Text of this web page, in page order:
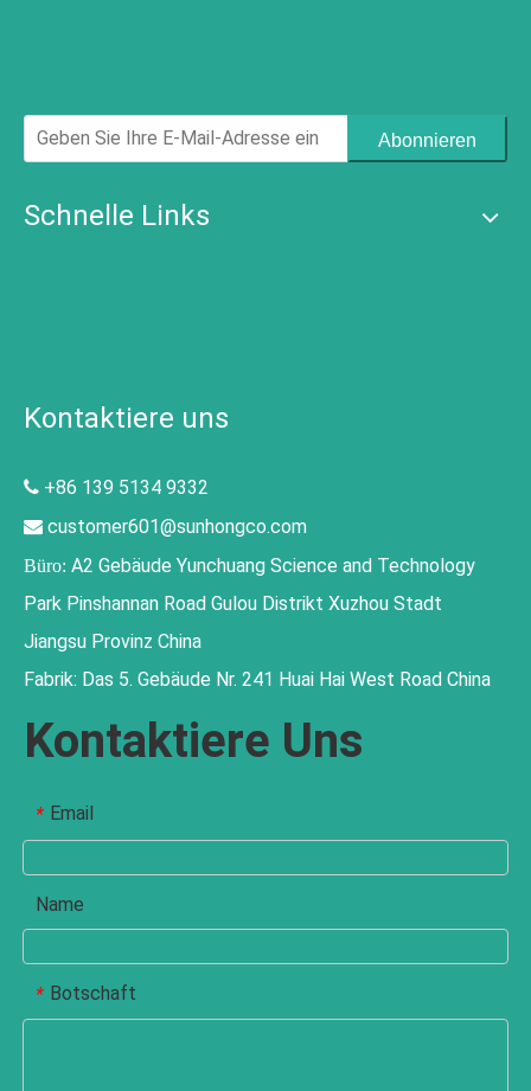
Abonnieren
Schnelle Links
Kontaktiere uns
 +86 139 5134 9332
 customer601@sunhongco.com
Büro: A2 Gebäude Yunchuang Science and Technology
Park Pinshannan Road Gulou Distrikt Xuzhou Stadt
Jiangsu Provinz China
Fabrik: Das 5. Gebäude Nr. 241 Huai Hai West Road China
Kontaktiere Uns
* Email
Name
* Botschaft